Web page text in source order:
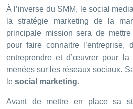
À l’inverse du SMM, le social
la stratégie marketing de la
principale mission sera de
pour faire connaitre l’entreprise,
entreprendre et d’œuvrer pour
menées sur les réseaux sociaux.
le social marketing.
Avant de mettre en place sa